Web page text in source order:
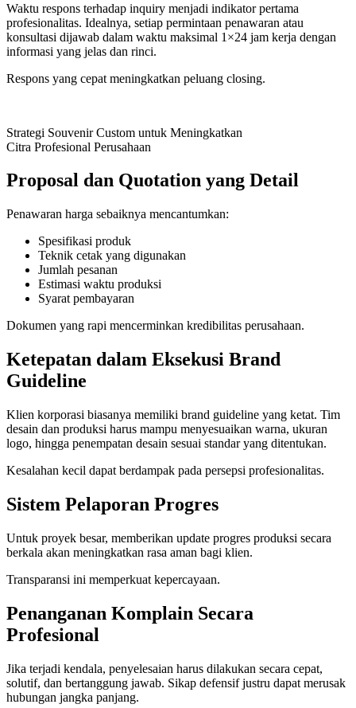
Waktu respons terhadap inquiry menjadi indikator pertama
profesionalitas. Idealnya, setiap permintaan penawaran atau
konsultasi dijawab dalam waktu maksimal 1×24 jam kerja dengan
informasi yang jelas dan rinci.
Respons yang cepat meningkatkan peluang closing.
Strategi Souvenir Custom untuk Meningkatkan
Citra Profesional Perusahaan
Proposal dan Quotation yang Detail
Penawaran harga sebaiknya mencantumkan:
Spesifikasi produk
Teknik cetak yang digunakan
Jumlah pesanan
Estimasi waktu produksi
Syarat pembayaran
Dokumen yang rapi mencerminkan kredibilitas perusahaan.
Ketepatan dalam Eksekusi Brand
Guideline
Klien korporasi biasanya memiliki brand guideline yang ketat. Tim
desain dan produksi harus mampu menyesuaikan warna, ukuran
logo, hingga penempatan desain sesuai standar yang ditentukan.
Kesalahan kecil dapat berdampak pada persepsi profesionalitas.
Sistem Pelaporan Progres
Untuk proyek besar, memberikan update progres produksi secara
berkala akan meningkatkan rasa aman bagi klien.
Transparansi ini memperkuat kepercayaan.
Penanganan Komplain Secara
Profesional
Jika terjadi kendala, penyelesaian harus dilakukan secara cepat,
solutif, dan bertanggung jawab. Sikap defensif justru dapat merusak
hubungan jangka panjang.